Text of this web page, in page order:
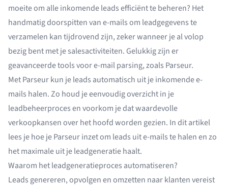
moeite om alle inkomende leads efficiënt te beheren? Het
handmatig doorspitten van e-mails om leadgegevens te
verzamelen kan tijdrovend zijn, zeker wanneer je al volop
bezig bent met je salesactiviteiten. Gelukkig zijn er
geavanceerde tools voor e-mail parsing, zoals Parseur.
Met Parseur kun je leads automatisch uit je inkomende e-
mails halen. Zo houd je eenvoudig overzicht in je
leadbeheerproces en voorkom je dat waardevolle
verkoopkansen over het hoofd worden gezien. In dit artikel
lees je hoe je Parseur inzet om leads uit e-mails te halen en zo
het maximale uit je leadgeneratie haalt.
Waarom het leadgeneratieproces automatiseren?
Leads genereren, opvolgen en omzetten naar klanten vereist